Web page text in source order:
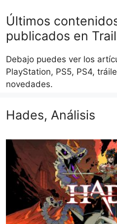
Últimos
publicados en
Debajo puedes ver los
PlayStation, PS5, PS4,
novedades.
Hades, Análisis